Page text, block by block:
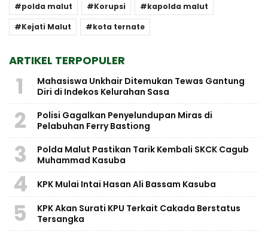
polda malut Korupsi
kapolda malut
Kejati Malut
kota ternate
ARTIKEL TERPOPULER
1
Mahasiswa Unkhair Ditemukan Tewas Gantung
Diri di Indekos Kelurahan Sasa
2
Polisi Gagalkan Penyelundupan Miras di
Pelabuhan Ferry Bastiong
3
Polda Malut Pastikan Tarik Kembali SKCK Cagub
Muhammad Kasuba
4 KPK Mulai Intai Hasan Ali Bassam Kasuba
5
KPK Akan Surati KPU Terkait Cakada Berstatus
Tersangka